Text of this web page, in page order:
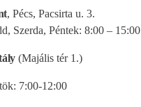
, Pécs, Pacsirta u. 3.
Szerda, Péntek: 8:00 – 15:00
(Majális tér 1.)
7:00-12:00